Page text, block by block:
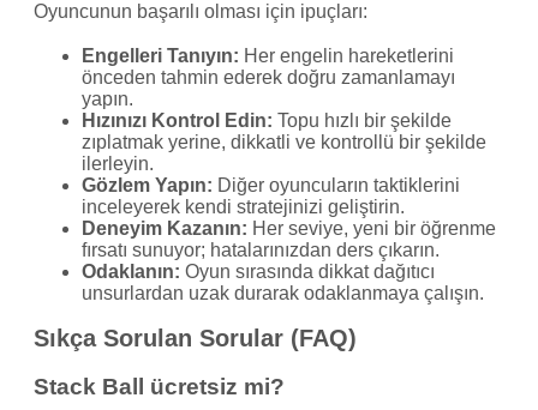
Oyuncunun başarılı olması için ipuçları:
Engelleri Tanıyın: Her engelin hareketlerini
önceden tahmin ederek doğru zamanlamayı
yapın.
Hızınızı Kontrol Edin: Topu hızlı bir şekilde
zıplatmak yerine, dikkatli ve kontrollü bir şekilde
ilerleyin.
Gözlem Yapın: Diğer oyuncuların taktiklerini
inceleyerek kendi stratejinizi geliştirin.
Deneyim Kazanın: Her seviye, yeni bir öğrenme
fırsatı sunuyor; hatalarınızdan ders çıkarın.
Odaklanın: Oyun sırasında dikkat dağıtıcı
unsurlardan uzak durarak odaklanmaya çalışın.
Sıkça Sorulan Sorular (FAQ)
Stack Ball ücretsiz mi?